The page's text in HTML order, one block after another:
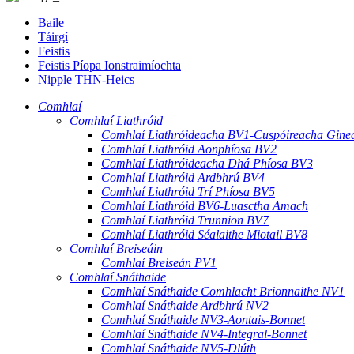
Baile
Táirgí
Feistis
Feistis Píopa Ionstraimíochta
Nipple THN-Heics
Comhlaí
Comhlaí Liathróid
Comhlaí Liathróideacha BV1-Cuspóireacha
Comhlaí Liathróid Aonphíosa BV2
Comhlaí Liathróideacha Dhá Phíosa BV3
Comhlaí Liathróid Ardbhrú BV4
Comhlaí Liathróid Trí Phíosa BV5
Comhlaí Liathróid BV6-Luasctha Amach
Comhlaí Liathróid Trunnion BV7
Comhlaí Liathróid Séalaithe Miotail BV8
Comhlaí Breiseáin
Comhlaí Breiseán PV1
Comhlaí Snáthaide
Comhlaí Snáthaide Comhlacht Brionnaithe NV1
Comhlaí Snáthaide Ardbhrú NV2
Comhlaí Snáthaide NV3-Aontais-Bonnet
Comhlaí Snáthaide NV4-Integral-Bonnet
Comhlaí Snáthaide NV5-Dlúth